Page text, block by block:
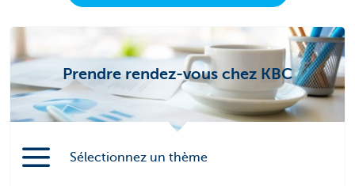
Prendre rendez-vous chez KBC
Sélectionnez un thème